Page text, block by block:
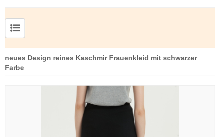
neues Design reines Kaschmir Frauenkleid mit schwarzer
Farbe